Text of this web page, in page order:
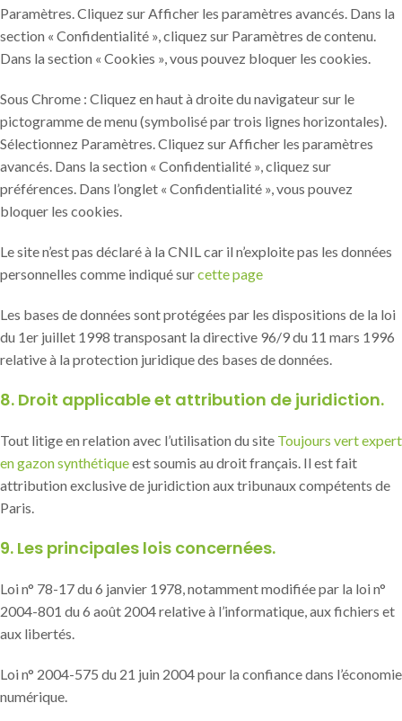
Paramètres. Cliquez sur Afficher les paramètres avancés. Dans la
section « Confidentialité », cliquez sur Paramètres de contenu.
Dans la section « Cookies », vous pouvez bloquer les cookies.
Sous Chrome : Cliquez en haut à droite du navigateur sur le
pictogramme de menu (symbolisé par trois lignes horizontales).
Sélectionnez Paramètres. Cliquez sur Afficher les paramètres
avancés. Dans la section « Confidentialité », cliquez sur
préférences. Dans l’onglet « Confidentialité », vous pouvez
bloquer les cookies.
Le site n’est pas déclaré à la CNIL car il n’exploite pas les données
personnelles comme indiqué surcette page
Les bases de données sont protégées par les dispositions de la loi
du 1er juillet 1998 transposant la directive 96/9 du 11 mars 1996
relative à la protection juridique des bases de données.
8. Droit applicable et attribution de juridiction.
Tout litige en relation avec l’utilisation du site Toujours vert expert
en gazon synthétiqueest soumis au droit français. Il est fait
attribution exclusive de juridiction aux tribunaux compétents de
Paris.
9. Les principales lois concernées.
Loi n° 78-17 du 6 janvier 1978, notamment modifiée par la loi n°
2004-801 du 6 août 2004 relative à l’informatique, aux fichiers et
aux libertés.
Loi n° 2004-575 du 21 juin 2004 pour la confiance dans l’économie
numérique.